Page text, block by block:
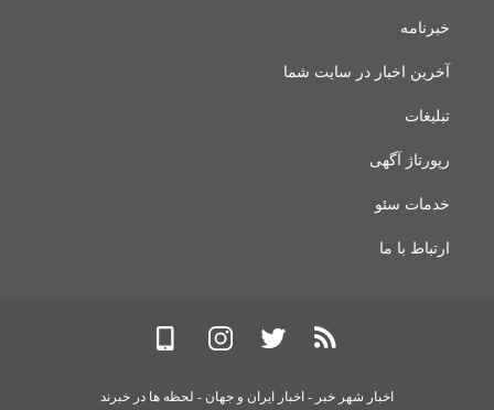
خبرنامه
آخرین اخبار در سایت شما
تبلیغات
رپورتاژ آگهی
خدمات سئو
ارتباط با ما
اخبار شهر خبر - اخبار ایران و جهان - لحظه ها در خبرند